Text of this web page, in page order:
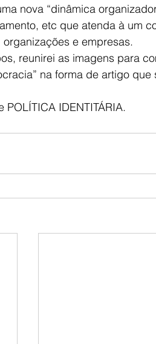
nova “dinâmica
etc que atenda à um
e empresas.
reunirei as imagens para
na forma de artigo
IDENTITÁRIA.